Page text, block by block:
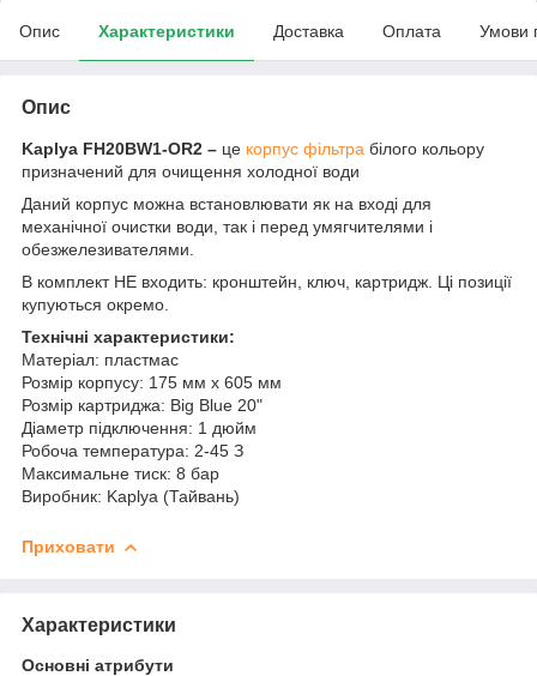
Опис Характеристики Доставка Оплата Умови
Опис
Kaplya FH20BW1-OR2 – це корпус фільтра білого кольору
призначений для очищення холодної води
Даний корпус можна встановлювати як на вході для
механічної очистки води, так і перед умягчителями і
обезжелезивателями.
В комплект НЕ входить: кронштейн, ключ, картридж. Ці позиції
купуються окремо.
Технічні характеристики:
Матеріал: пластмас
Розмір корпусу: 175 мм х 605 мм
Розмір картриджа: Big Blue 20"
Діаметр підключення: 1 дюйм
Робоча температура: 2-45 З
Максимальне тиск: 8 бар
Виробник: Kaplya (Тайвань)
Приховати
Характеристики
Основні атрибути